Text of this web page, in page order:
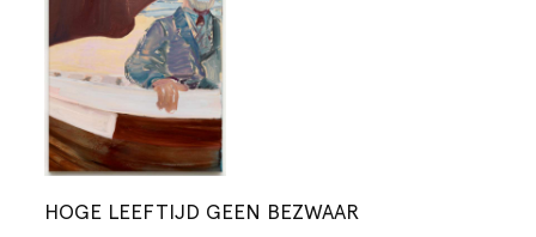
HOGE LEEFTIJD GEEN BEZWAAR